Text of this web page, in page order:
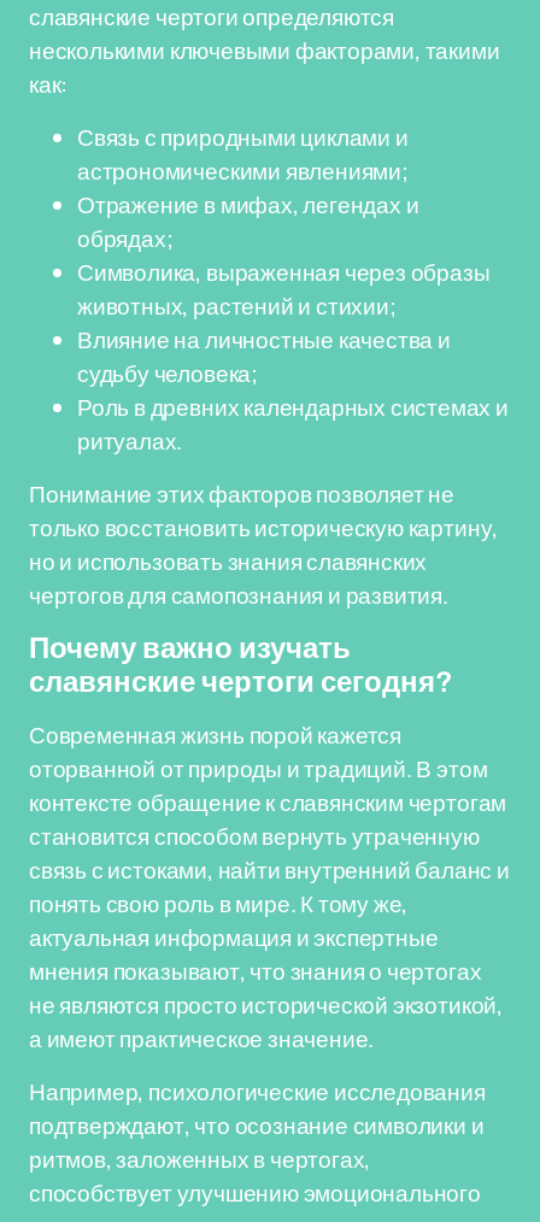
славянские чертоги определяются
несколькими ключевыми факторами, такими
как:
Связь с природными циклами и
астрономическими явлениями;
Отражение в мифах, легендах и
обрядах;
Символика, выраженная через образы
животных, растений и стихии;
Влияние на личностные качества и
судьбу человека;
Роль в древних календарных системах и
ритуалах.
Понимание этих факторов позволяет не
только восстановить историческую картину,
но и использовать знания славянских
чертогов для самопознания и развития.
Почему важно изучать
славянские чертоги сегодня?
Современная жизнь порой кажется
оторванной от природы и традиций. В этом
контексте обращение к славянским чертогам
становится способом вернуть утраченную
связь с истоками, найти внутренний баланс и
понять свою роль в мире. К тому же,
актуальная информация и экспертные
мнения показывают, что знания о чертогах
не являются просто исторической экзотикой,
а имеют практическое значение.
Например, психологические исследования
подтверждают, что осознание символики и
ритмов, заложенных в чертогах,
способствует улучшению эмоционального